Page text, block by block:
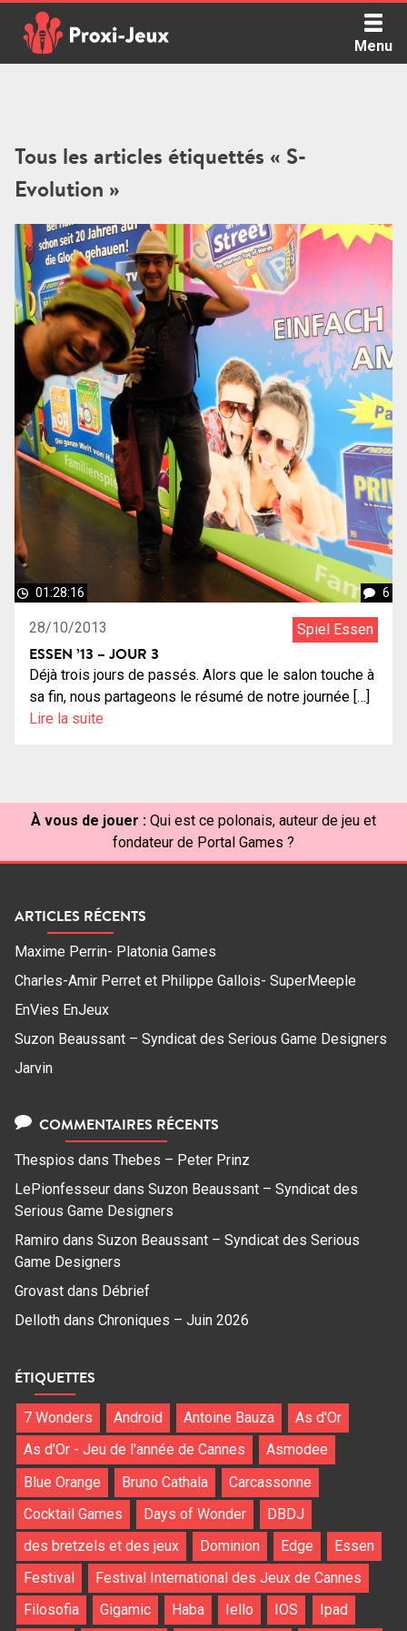
content
Menu
Tous les articles étiquettés « S-
Evolution »
01:28:16 6
28/10/2013 Spiel Essen
ESSEN ’13 – JOUR 3
Déjà trois jours de passés. Alors que le salon touche à
sa fin, nous partageons le résumé de notre journée […]
Lire la suite
À vous de jouer : Qui est ce polonais, auteur de jeu et
fondateur de Portal Games ?
ARTICLES RÉCENTS
Maxime Perrin- Platonia Games
Charles-Amir Perret et Philippe Gallois- SuperMeeple
EnVies EnJeux
Suzon Beaussant – Syndicat des Serious Game Designers
Jarvin
COMMENTAIRES RÉCENTS
Thespios dans Thebes – Peter Prinz
LePionfesseur dans Suzon Beaussant – Syndicat des
Serious Game Designers
Ramiro dans Suzon Beaussant – Syndicat des Serious
Game Designers
Grovast dans Débrief
Delloth dans Chroniques – Juin 2026
ÉTIQUETTES
7 Wonders Android Antoine Bauza
As d'Or
As d'Or - Jeu de l'année de Cannes
Asmodee
Blue Orange
Bruno Cathala
Carcassonne
Cocktail Games
Days of Wonder
DBDJ
des bretzels et des jeux
Dominion Edge
Essen
Festival
Festival International des Jeux de Cannes
Filosofia
Gigamic Haba Iello IOS Ipad